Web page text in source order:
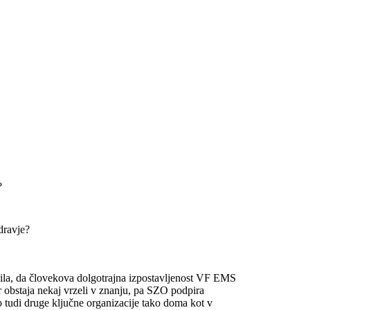
da človekova dolgotrajna izpostavljenost VF EMS
nekaj vrzeli v znanju, pa SZO podpira
druge ključne organizacije tako doma kot v